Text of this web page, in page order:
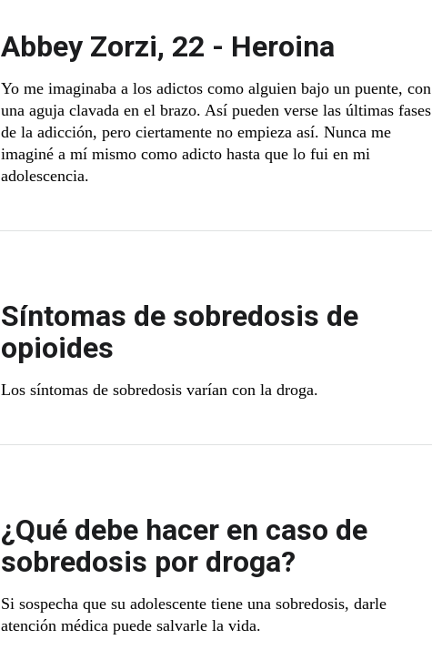
Abbey Zorzi, 22 - Heroina
Yo me imaginaba a los adictos como alguien bajo un puente, con
una aguja clavada en el brazo. Así pueden verse las últimas fases
de la adicción, pero ciertamente no empieza así. Nunca me
imaginé a mí mismo como adicto hasta que lo fui en mi
adolescencia.
Síntomas de sobredosis de
opioides
Los síntomas de sobredosis varían con la droga.
¿Qué debe hacer en caso de
sobredosis por droga?
Si sospecha que su adolescente tiene una sobredosis, darle
atención médica puede salvarle la vida.